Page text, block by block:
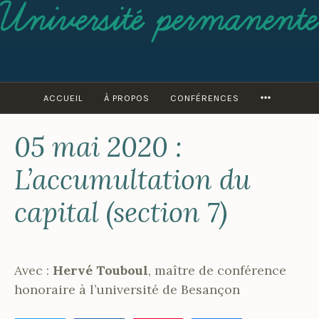
Accéder
au
ACCUEIL À PROPOS CONFÉRENCES
2
2
É
E
M
E
0
P
A
C
A
I
R
O
05 mai 2020 :
L’accumultation du
capital (section 7)
Avec : Hervé Touboul, maître de conférence
honoraire à l’université de Besançon